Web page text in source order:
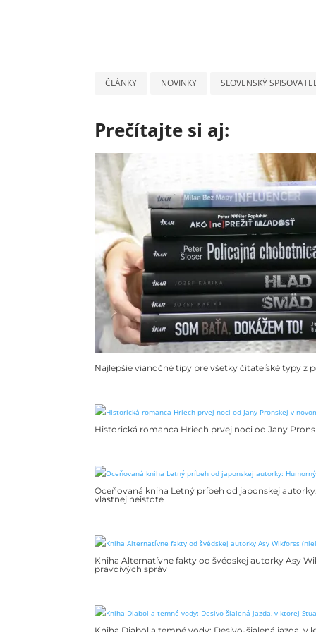
ČLÁNKY NOVINKY SLOVENSKÝ
Prečítajte si aj:
Najlepšie vianočné tipy pre všetky čitateľské typy z
Historická romanca Hriech prvej noci od Jany
Oceňovaná kniha Letný príbeh od japonskej
vlastnej neistote
Kniha Alternatívne fakty od švédskej autorky Asy
pravdivých správ